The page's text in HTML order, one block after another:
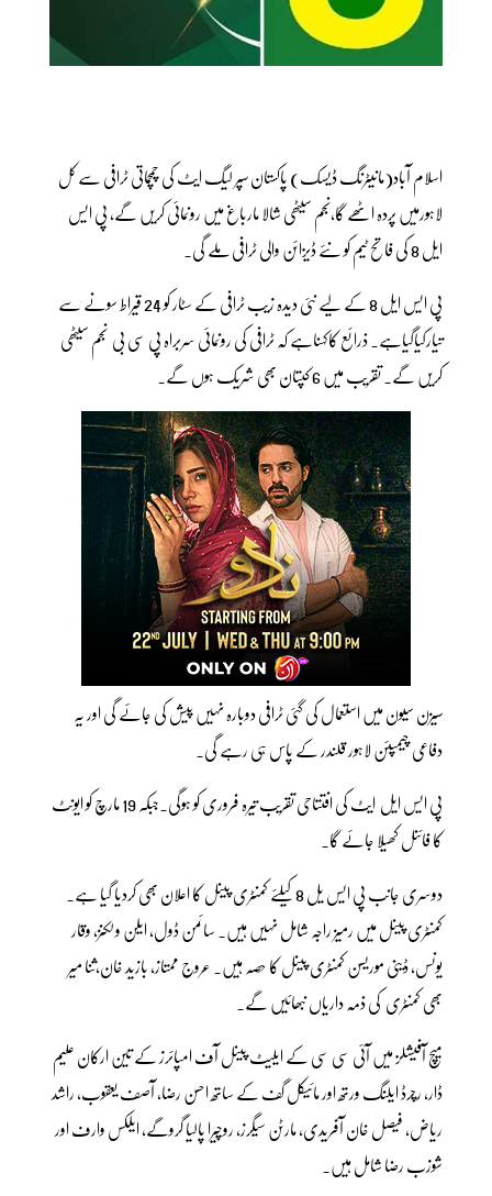
اسلام آباد(مانیٹرنگ ڈیسک) پاکستان سپر لیگ ایٹ کی چمچماتی ٹرافی سے کل
لاہورمیں پردہ اٹھے گا،نجم سیٹھی شالا مارباغ میں رونمائی کریں گے، پی ایس
ایل 8 کی فاتح ٹیم کو نئے ڈیزائن والی ٹرافی ملے گی۔
پی ایس ایل 8 کے لیے نئی دیدہ زیب ٹرافی کے سٹار کو 24 قیراط سونے سے
تیارکیاگیاہے۔ ذرائع کاکہناہے کہ ٹرافی کی رونمائی سربراہ پی سی بی نجم سیٹھی
کریں گے۔ تقریب میں 6 کپتان بھی شریک ہوں گے۔
سیزن سیون میں استعمال کی گئی ٹرافی دوبارہ نہیں پیش کی جائے گی اور یہ
دفاعی چیمپئن لاہور قلندر کے پاس ہی رہے گی۔
پی ایس ایل ایٹ کی افتتاحی تقریب تیرہ فروری کو ہوگی۔جبکہ 19 مارچ کو ایونٹ
کا فائنل کھیلا جائے گا۔
دوسری جانب پی ایس یل 8 کیلئے کمنٹری پینل کا اعلان بھی کردیا گیا ہے۔
کمنٹری پینل میں رمیز راجہ شامل نہیں ہیں۔ سائمن ڈول، ایلن ولکنز، وقار
یونس، ڈینی موریسن کمنٹری پینل کا حصہ ہیں۔ عروج ممتاز، بازید خان،ثنا میر
بھی کمنٹری کی ذمہ داریاں نبھائیں گے۔
میچ آفیشلز میں آئی سی سی کے ایلیٹ پینل آف امپائرز کے تین ارکان علیم
ڈار، رچرڈ ایلنگ ورتھ اور مائیکل گف کے ساتھ احسن رضا، آصف یعقوب، راشد
ریاض، فیصل خان آفریدی، مارٹن سیگرز، روچیرا پالیا گروگے، ایلکس وارف اور
شوزب رضا شامل ہیں۔